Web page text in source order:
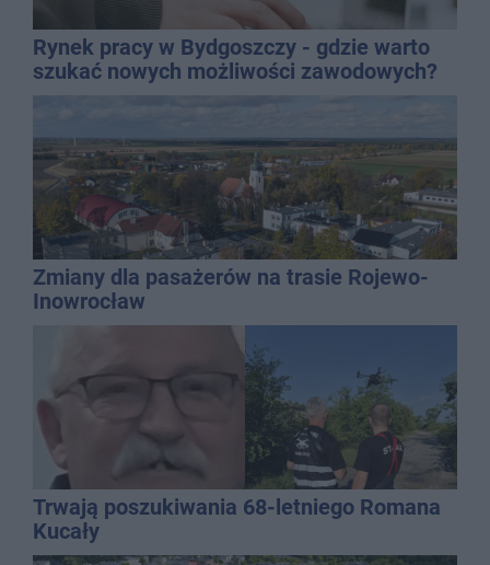
Rynek pracy w Bydgoszczy - gdzie warto
szukać nowych możliwości zawodowych?
Zmiany dla pasażerów na trasie Rojewo-
Inowrocław
Trwają poszukiwania 68-letniego Romana
Kucały